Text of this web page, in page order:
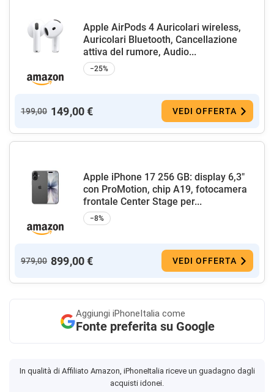
Apple AirPods 4 Auricolari wireless,
Auricolari Bluetooth, Cancellazione
attiva del rumore, Audio...
−25%
199,00 149,00 € VEDI OFFERTA
Apple iPhone 17 256 GB: display 6,3"
con ProMotion, chip A19, fotocamera
frontale Center Stage per...
−8%
979,00 899,00 € VEDI OFFERTA
Aggiungi iPhoneItalia come
Fonte preferita su Google
In qualità di Affiliato Amazon, iPhoneItalia riceve un guadagno dagli
acquisti idonei.